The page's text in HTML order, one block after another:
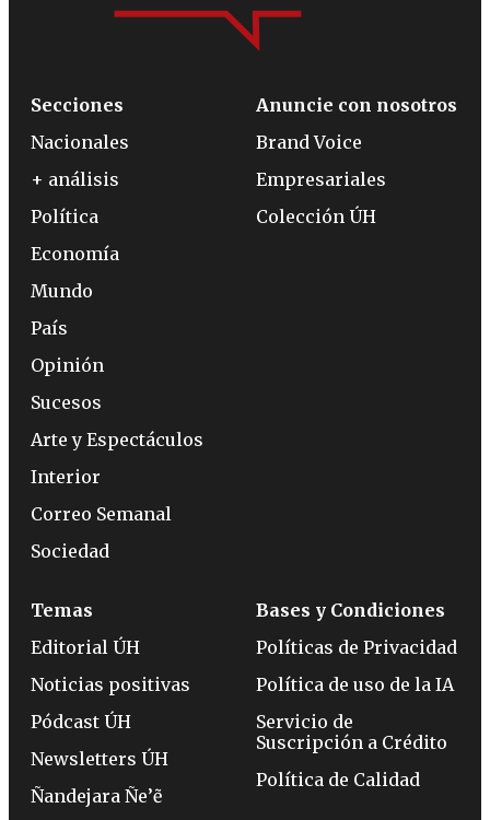
Secciones
Nacionales
+ análisis
Política
Economía
Mundo
País
Opinión
Sucesos
Arte y Espectáculos
Interior
Correo Semanal
Sociedad
Anuncie con nosotros
Brand Voice
Empresariales
Colección ÚH
Temas
Editorial ÚH
Noticias positivas
Pódcast ÚH
Newsletters ÚH
Ñandejara Ñe’ẽ
Bases y Condiciones
Políticas de Privacidad
Política de uso de la IA
Servicio de
Suscripción a Crédito
Política de Calidad